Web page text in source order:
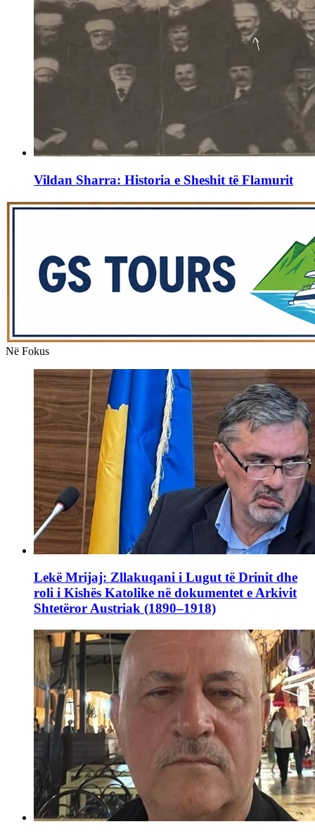
Vildan Sharra: Historia e Sheshit të Flamurit
Në Fokus
Lekë Mrijaj: Zllakuqani i Lugut të Drinit dhe
roli i Kishës Katolike në dokumentet e Arkivit
Shtetëror Austriak (1890–1918)